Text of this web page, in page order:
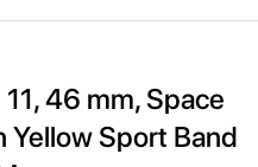
46 mm, Space
Yellow Sport Band